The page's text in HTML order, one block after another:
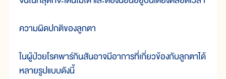
ความผิดปกติของลูกตา
ในผู้ป่วยโรคพาร์กินสันอาจมีอาการที่เกี่ยวข้องกับลูกตาได้
หลายรูปแบบดังนี้